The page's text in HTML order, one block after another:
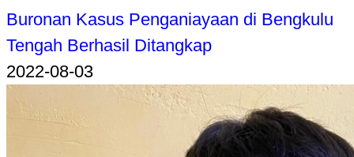
Buronan Kasus Penganiayaan di Bengkulu
Tengah Berhasil Ditangkap
2022-08-03